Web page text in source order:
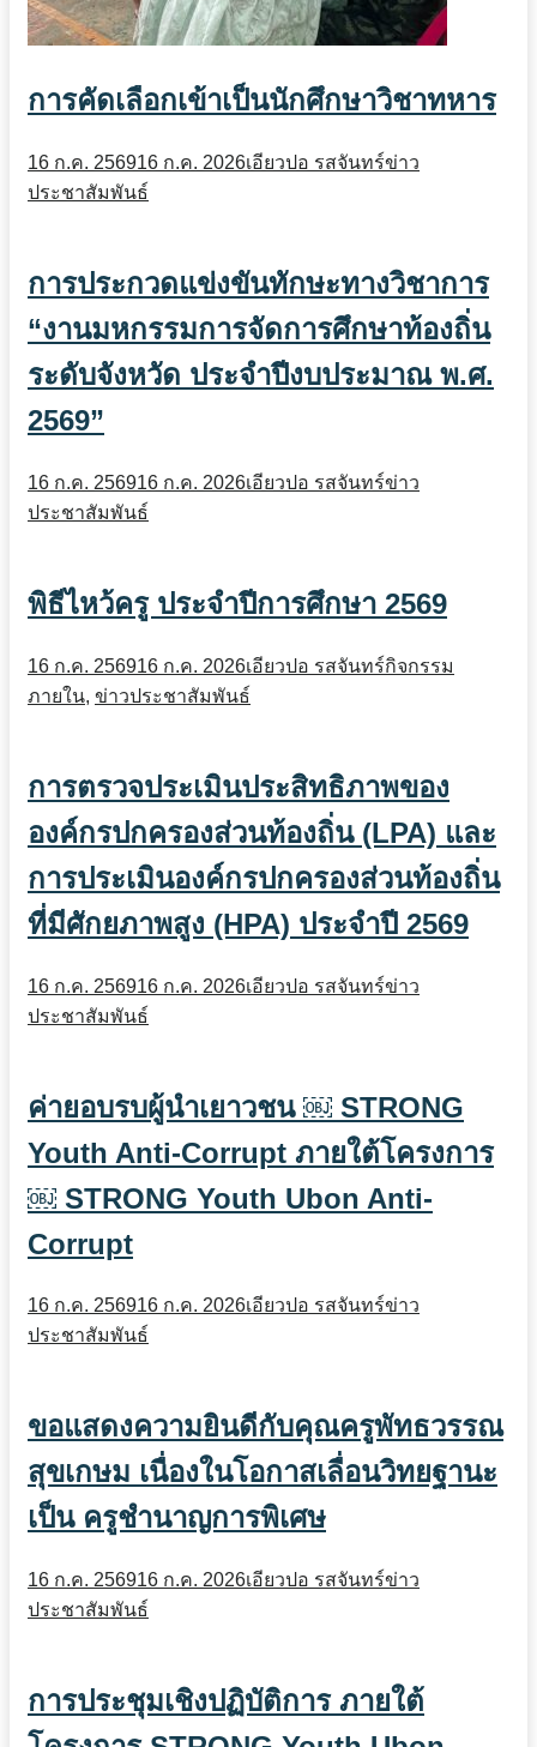
การคัดเลือกเข้าเป็นนักศึกษาวิชาทหาร
16 ก.ค. 256916 ก.ค. 2026เอียวปอ รสจันทร์ข่าว
ประชาสัมพันธ์
การประกวดแข่งขันทักษะทางวิชาการ
“งานมหกรรมการจัดการศึกษาท้องถิ่น
ระดับจังหวัด ประจำปีงบประมาณ พ.ศ.
2569”
16 ก.ค. 256916 ก.ค. 2026เอียวปอ รสจันทร์ข่าว
ประชาสัมพันธ์
พิธีไหว้ครู ประจำปีการศึกษา 2569
16 ก.ค. 256916 ก.ค. 2026เอียวปอ รสจันทร์กิจกรรม
ภายใน, ข่าวประชาสัมพันธ์
การตรวจประเมินประสิทธิภาพของ
องค์กรปกครองส่วนท้องถิ่น (LPA) และ
การประเมินองค์กรปกครองส่วนท้องถิ่น
ที่มีศักยภาพสูง (HPA) ประจำปี 2569
16 ก.ค. 256916 ก.ค. 2026เอียวปอ รสจันทร์ข่าว
ประชาสัมพันธ์
ค่ายอบรบผู้นำเยาวชน ￼ STRONG
Youth Anti-Corrupt ภายใต้โครงการ
￼ STRONG Youth Ubon Anti-
Corrupt
16 ก.ค. 256916 ก.ค. 2026เอียวปอ รสจันทร์ข่าว
ประชาสัมพันธ์
ขอแสดงความยินดีกับคุณครูพัทธวรรณ
สุขเกษม เนื่องในโอกาสเลื่อนวิทยฐานะ
เป็น ครูชำนาญการพิเศษ
16 ก.ค. 256916 ก.ค. 2026เอียวปอ รสจันทร์ข่าว
ประชาสัมพันธ์
การประชุมเชิงปฏิบัติการ ภายใต้